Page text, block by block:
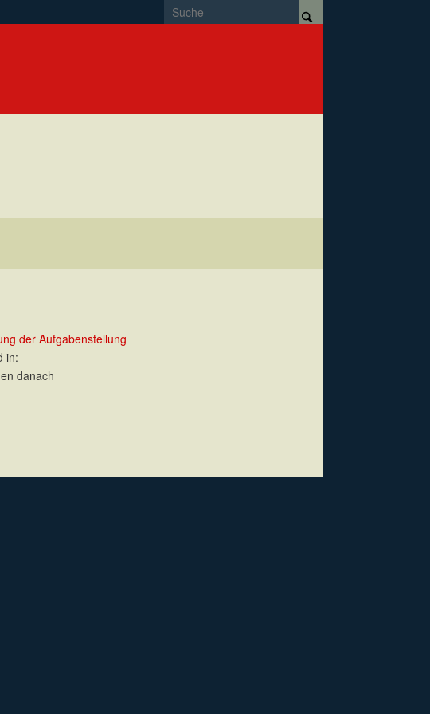
der Aufgabenstellung
in:
danach